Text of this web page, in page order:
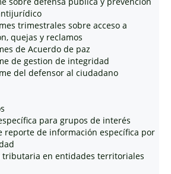
trimestrales sobre acceso a
quejas y reclamos
de Acuerdo de paz
de gestion de integridad
del defensor al ciudadano
para grupos de interés
reporte de información específica por
tributaria en entidades territoriales